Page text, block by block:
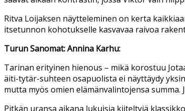
Ritva Loijaksen näytteleminen on kerta
itsetunnon kohotukselle kasvavaa raivoa
Turun Sanomat: Annina Karhu:
Tarinan erityinen hienous – mikä korostuu
äiti-tytär-suhteen osapuolista ei näyttäydy
mutta myös omien elämänvalintojensa
Pitkän uransa aikana lukuisia kiiteltyjä